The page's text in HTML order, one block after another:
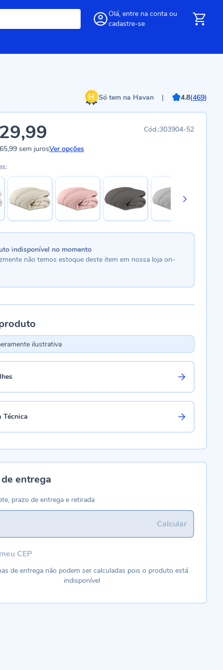
Olá, entre na conta ou
cadastre-se
Só tem na Havan | 4.8(469)
303904-52
sem jurosVer opções
indisponível no momento
não temos estoque deste item em nossa loja on-
ilustrativa
Técnica
entrega
prazo de entrega e retirada
Calcular
CEP
de entrega não podem ser calculadas pois o produto está
indisponível